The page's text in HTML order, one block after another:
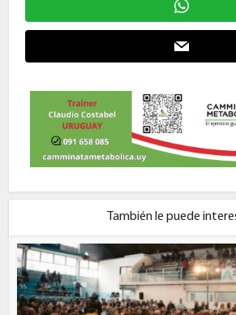
También le puede